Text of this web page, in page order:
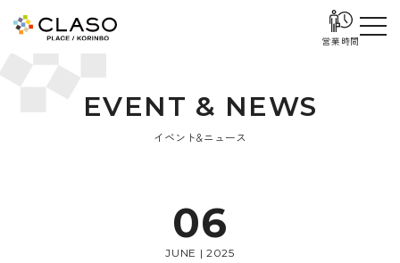
営業時間
EVENT & NEWS
イベント&ニュース
06
JUNE | 2025